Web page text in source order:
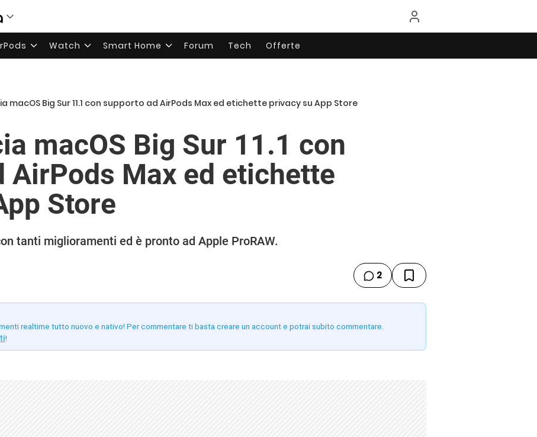
Watch Smart Home Forum Tech Offerte
macOS Big Sur 11.1 con supporto ad AirPods Max ed etichette privacy su App Store
macOS Big Sur 11.1 con
AirPods Max ed etichette
Store
tanti miglioramenti ed è pronto ad Apple ProRAW.
2
realtime tutto nuovo e nativo! Per commentare ti basta creare un account e potrai subito commentare.
!